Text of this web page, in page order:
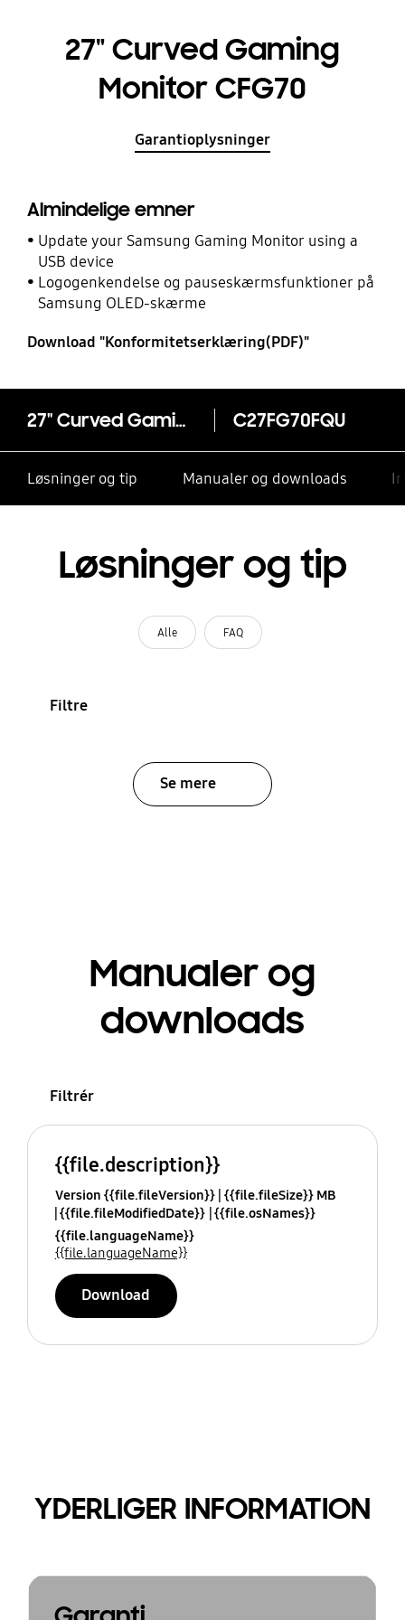
27" Curved Gaming
Monitor CFG70
Garantioplysninger
Almindelige emner
Update your Samsung Gaming Monitor using a
USB device
Logogenkendelse og pauseskærmsfunktioner på
Samsung OLED-skærme
Download "Konformitetserklæring(PDF)"
27" Curved Gaming Monitor CFG70 C27FG70FQU
Løsninger og tip Manualer og downloads
Løsninger og tip
Alle FAQ
Filtre
Se mere
Manualer og
downloads
Filtrér
{{file.description}}
Version {{file.fileVersion}} {{file.fileSize}} MB
{{file.fileModifiedDate}} {{file.osNames}}
{{file.languageName}}
{{file.languageName}}
Download
YDERLIGER INFORMATION